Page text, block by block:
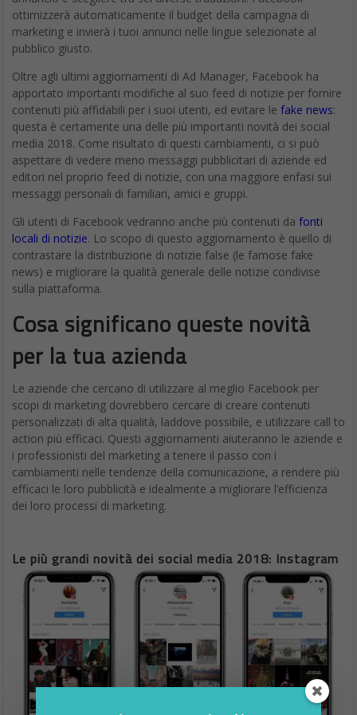
ottimizzerà automaticamente il budget della campagna di
marketing e invierà i tuoi annunci nelle lingue selezionate al
pubblico giusto.
Oltre agli ultimi aggiornamenti di Ad Manager, Facebook ha
apportato importanti modifiche al suo feed di notizie per fornire
contenuti più affidabili per i suoi utenti, ed evitare le fake news:
questa è certamente una delle più importanti novità dei social
media 2018. Come risultato di questi cambiamenti, ci si può
aspettare di vedere meno messaggi pubblicitari di aziende ed
editori nel proprio feed di notizie, con una maggiore enfasi sui
messaggi personali di familiari, amici e gruppi.
Gli utenti di Facebook vedranno anche più contenuti da fonti
locali di notizie. Lo scopo di questo aggiornamento è quello di
contrastare la distribuzione di notizie false (le famose fake
news) e migliorare la qualità generale delle notizie condivise
sulla piattaforma.
Cosa significano queste novità
per la tua azienda
Le aziende che cercano di utilizzare al meglio Facebook per
scopi di marketing dovrebbero cercare di creare contenuti
personalizzati di alta qualità, laddove possibile, e utilizzare call to
action più efficaci. Questi aggiornamenti aiuteranno le aziende e
i professionisti del marketing a tenere il passo con i
cambiamenti nelle tendenze della comunicazione, a rendere più
efficaci le loro pubblicità e idealmente a migliorare l’efficienza
dei loro processi di marketing.
Le più grandi novità dei social media 2018: Instagram